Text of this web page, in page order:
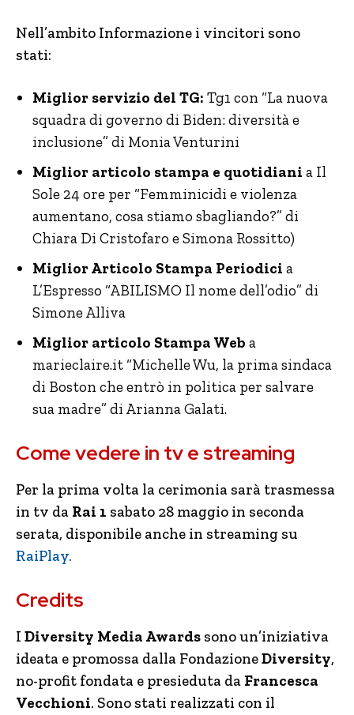
Nell’ambito Informazione i vincitori sono
stati:
Miglior servizio del TG: Tg1 con “La nuova
squadra di governo di Biden: diversità e
inclusione” di Monia Venturini
Miglior articolo stampa e quotidiani a Il
Sole 24 ore per “Femminicidi e violenza
aumentano, cosa stiamo sbagliando?” di
Chiara Di Cristofaro e Simona Rossitto)
Miglior Articolo Stampa Periodici a
L’Espresso “ABILISMO Il nome dell’odio” di
Simone Alliva
Miglior articolo Stampa Web a
marieclaire.it “Michelle Wu, la prima sindaca
di Boston che entrò in politica per salvare
sua madre” di Arianna Galati.
Come vedere in tv e streaming
Per la prima volta la cerimonia sarà trasmessa
in tv da Rai 1 sabato 28 maggio in seconda
serata, disponibile anche in streaming su
RaiPlay.
Credits
I Diversity Media Awards sono un’iniziativa
ideata e promossa dalla FondazioneDiversity,
no-profit fondata e presieduta da Francesca
Vecchioni. Sono stati realizzati con il